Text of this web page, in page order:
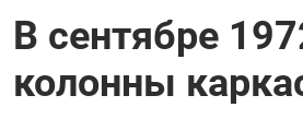
В сентябре
колонны